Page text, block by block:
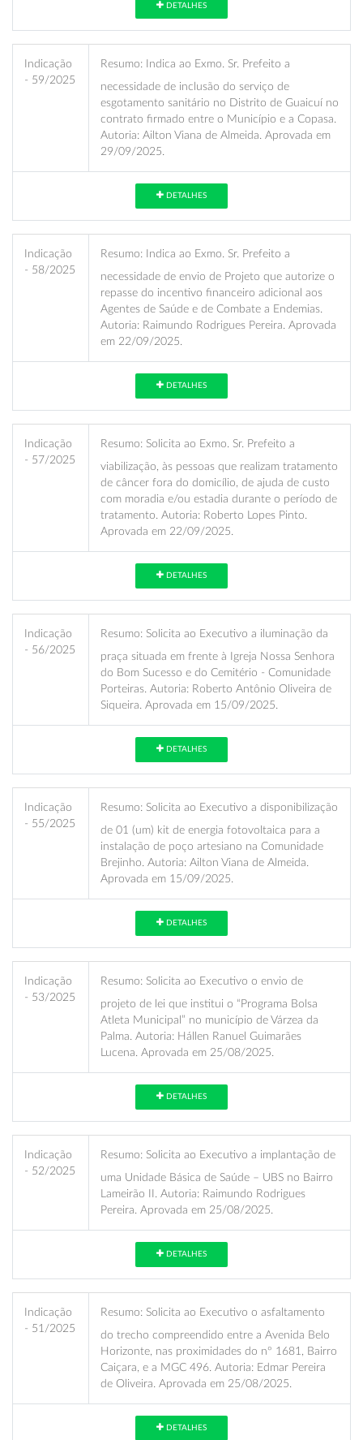
DETALHES
Indicação
- 59/2025
Resumo: Indica ao Exmo. Sr. Prefeito a
necessidade de inclusão do serviço de
esgotamento sanitário no Distrito de Guaicuí no
contrato firmado entre o Município e a Copasa.
Autoria: Ailton Viana de Almeida. Aprovada em
29/09/2025.
DETALHES
Indicação
- 58/2025
Resumo: Indica ao Exmo. Sr. Prefeito a
necessidade de envio de Projeto que autorize o
repasse do incentivo financeiro adicional aos
Agentes de Saúde e de Combate a Endemias.
Autoria: Raimundo Rodrigues Pereira. Aprovada
em 22/09/2025.
DETALHES
Indicação
- 57/2025
Resumo: Solicita ao Exmo. Sr. Prefeito a
viabilização, às pessoas que realizam tratamento
de câncer fora do domicílio, de ajuda de custo
com moradia e/ou estadia durante o período de
tratamento. Autoria: Roberto Lopes Pinto.
Aprovada em 22/09/2025.
DETALHES
Indicação
- 56/2025
Resumo: Solicita ao Executivo a iluminação da
praça situada em frente à Igreja Nossa Senhora
do Bom Sucesso e do Cemitério - Comunidade
Porteiras. Autoria: Roberto Antônio Oliveira de
Siqueira. Aprovada em 15/09/2025.
DETALHES
Indicação
- 55/2025
Resumo: Solicita ao Executivo a disponibilização
de 01 (um) kit de energia fotovoltaica para a
instalação de poço artesiano na Comunidade
Brejinho. Autoria: Ailton Viana de Almeida.
Aprovada em 15/09/2025.
DETALHES
Indicação
- 53/2025
Resumo: Solicita ao Executivo o envio de
projeto de lei que institui o “Programa Bolsa
Atleta Municipal” no município de Várzea da
Palma. Autoria: Hállen Ranuel Guimarães
Lucena. Aprovada em 25/08/2025.
DETALHES
Indicação
- 52/2025
Resumo: Solicita ao Executivo a implantação de
uma Unidade Básica de Saúde – UBS no Bairro
Lameirão II. Autoria: Raimundo Rodrigues
Pereira. Aprovada em 25/08/2025.
DETALHES
Indicação
- 51/2025
Resumo: Solicita ao Executivo o asfaltamento
do trecho compreendido entre a Avenida Belo
Horizonte, nas proximidades do nº 1681, Bairro
Caiçara, e a MGC 496. Autoria: Edmar Pereira
de Oliveira. Aprovada em 25/08/2025.
DETALHES